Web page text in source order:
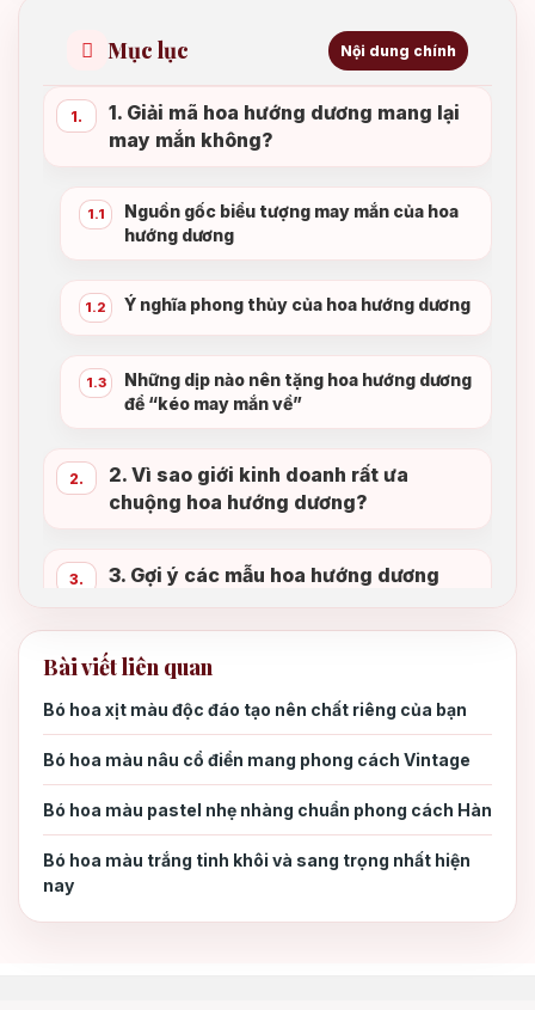
Mục lục Nội dung chính
1.
1. Giải mã hoa hướng dương mang lại
may mắn không?
1.1
Nguồn gốc biểu tượng may mắn của hoa
hướng dương
1.2 Ý nghĩa phong thủy của hoa hướng dương
1.3
Những dịp nào nên tặng hoa hướng dương
để “kéo may mắn về”
2.
2. Vì sao giới kinh doanh rất ưa
chuộng hoa hướng dương?
3.
3. Gợi ý các mẫu hoa hướng dương
3.1 Bó hoa hướng dương mix baby tươi tắn
Bó hoa hướng dương thiết kế sang trọng
Giỏ hoa hướng dương xinh xắn
ấm áp
Bài viết liên quan
Bó hoa xịt màu độc đáo tạo nên chất riêng của bạn
Bó hoa màu nâu cổ điển mang phong cách Vintage
Bó hoa màu pastel nhẹ nhàng chuẩn phong cách Hàn
Bó hoa màu trắng tinh khôi và sang trọng nhất hiện
nay